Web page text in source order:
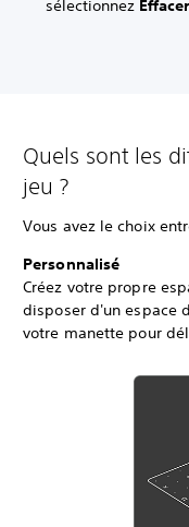
sélectionnez
Quels sont les
jeu ?
Vous avez le choix
Personnalisé
Créez votre propre
disposer d'un espace
votre manette pour